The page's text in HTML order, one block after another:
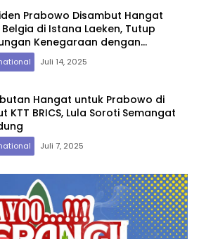
Prabowo Disambut Hangat
Belgia di Istana Laeken, Tutup
Kenegaraan dengan
Empat Mata
Juli 14, 2025
Hangat untuk Prabowo di
KTT BRICS, Lula Soroti Semangat
Juli 7, 2025